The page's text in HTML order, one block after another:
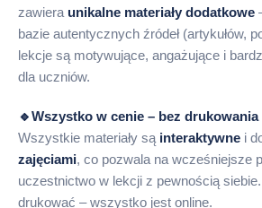
zawiera unikalne materiały dodatkowe
bazie autentycznych źródeł (artykułów,
lekcje są motywujące, angażujące i
dla uczniów.
🔹Wszystko w cenie – bez drukowania
Wszystkie materiały są interaktywne i
zajęciami, co pozwala na wcześniejsze
uczestnictwo w lekcji z pewnością
drukować – wszystko jest online.